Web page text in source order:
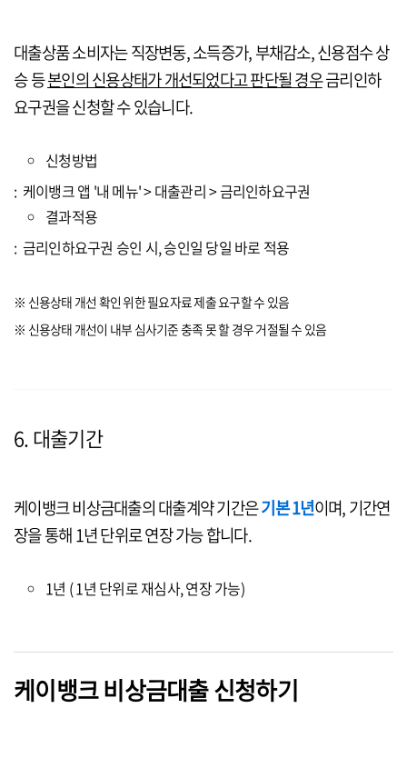
대출상품 소비자는 직장변동, 소득증가, 부채감소, 신용점수 상
승 등본인의 신용상태가 개선되었다고 판단될 경우금리인하
요구권을 신청할 수 있습니다.
신청방법
: 케이뱅크 앱 '내 메뉴' > 대출관리 > 금리인하요구권
결과적용
: 금리인하요구권 승인 시, 승인일 당일 바로 적용
※ 신용상태 개선 확인 위한 필요자료 제출 요구할 수 있음
※ 신용상태 개선이 내부 심사기준 충족 못 할 경우 거절될 수 있음
6. 대출기간
케이뱅크 비상금대출의 대출계약 기간은기본 1년이며, 기간연
장을 통해 1년 단위로 연장 가능 합니다.
1년 ( 1년 단위로 재심사, 연장 가능)
케이뱅크 비상금대출 신청하기